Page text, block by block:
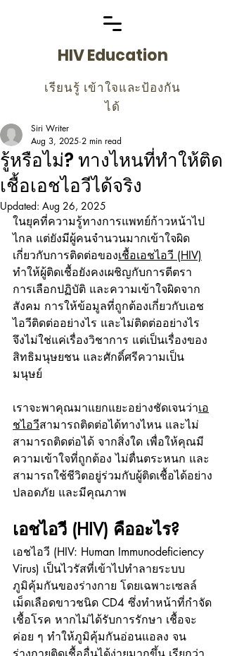
HIV Education
เรียนรู้ เข้าใจและป้องกัน
ได้
รู้หรือไม่? ทางไหนที่ทำให้ติด
เชื้อเอชไอวีได้จริง
Siri Writer
Aug 3, 2025 2 min read
Updated: Aug 26, 2025
ในยุคที่ความรู้ทางการแพทย์ก้าวหน้าไป
ไกล แต่ยังมีผู้คนจำนวนมากเข้าใจผิด
เกี่ยวกับการติดต่อของเชื้อเอชไอวี (HIV)
ทำให้ผู้ติดเชื้อยังคงเผชิญกับการตีตรา
การเลือกปฏิบัติ และความเข้าใจผิดจาก
สังคม การให้ข้อมูลที่ถูกต้องเกี่ยวกับเอช
ไอวีติดต่ออย่างไร และไม่ติดต่ออย่างไร
จึงไม่ใช่แค่เรื่องวิชาการ แต่เป็นเรื่องของ
สิทธิมนุษยชน และศักดิ์ศรีความเป็น
มนุษย์
เราจะพาคุณมาแยกแยะอย่างชัดเจนว่าเอ
ชไอวีสามารถติดต่อได้ทางไหน และไม่
สามารถติดต่อได้ จากสิ่งใด เพื่อให้คุณมี
ความเข้าใจที่ถูกต้อง ไม่ตื่นตระหนก และ
สามารถใช้ชีวิตอยู่ร่วมกับผู้ติดเชื้อได้อย่าง
ปลอดภัย และมีคุณภาพ
เอชไอวี (HIV) คืออะไร?
เอชไอวี (HIV: Human Immunodeficiency
Virus) เป็นไวรัสที่เข้าไปทำลายระบบ
ภูมิคุ้มกันของร่างกาย โดยเฉพาะเซลล์
เม็ดเลือดขาวชนิด CD4 ซึ่งทำหน้าที่กำจัด
เชื้อโรค หากไม่ได้รับการรักษา เชื้อจะ
ค่อย ๆ ทำให้ภูมิคุ้มกันอ่อนแอลง จน